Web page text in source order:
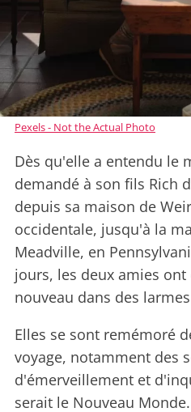
Pexels - Not the Actual Photo
Dès qu'elle a entendu le
demandé à son fils Rich
depuis sa maison de
occidentale, jusqu'à la
Meadville, en
jours, les deux amies
nouveau dans des
Elles se sont remémoré
voyage, notamment des
d'émerveillement et
serait le Nouveau